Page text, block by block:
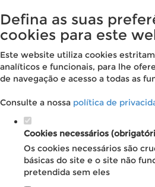
Defina as suas
cookies para este
Este website utiliza cookies
analíticos e funcionais, para lhe
de navegação e acesso a todas as
Consulte a nossa política de
Cookies necessários
Os cookies necessários são
básicas do site e o site não
pretendida sem eles